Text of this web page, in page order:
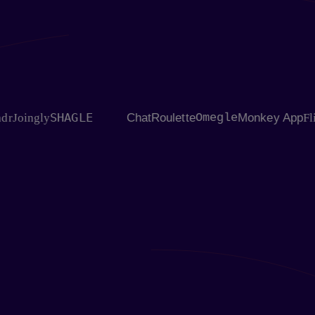
SHAGLE ChatRouletteOmegleMonkey App